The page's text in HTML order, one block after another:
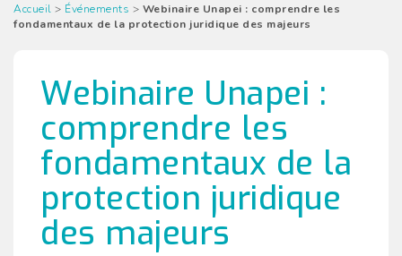
Accueil > Événements > Webinaire Unapei : comprendre les
fondamentaux de la protection juridique des majeurs
Webinaire Unapei :
comprendre les
fondamentaux de la
protection juridique
des majeurs